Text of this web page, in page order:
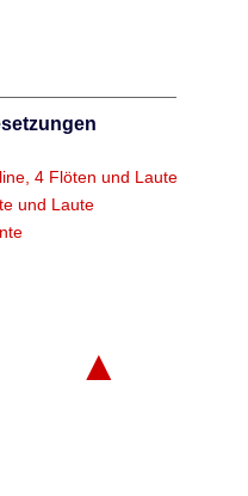
4 Flöten und Laute
und Laute
▲